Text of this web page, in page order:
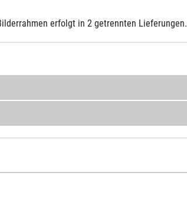
erfolgt in 2 getrennten Lieferungen.